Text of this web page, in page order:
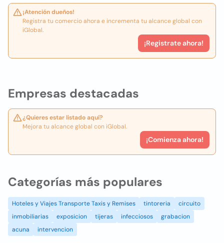
Empresas destacadas
¿Quieres estar listado aquí?
Mejora tu alcance global con iGlobal.
¡Comienza ahora!
¡Atención dueños!
Registra tu comercio ahora e incrementa tu alcance global con
iGlobal.
¡Registrate ahora!
Categorías más populares
Hoteles y Viajes Transporte Taxis y Remises tintoreria
circuito
inmobiliarias
exposicion tijeras infecciosos
grabacion
acuna
intervencion